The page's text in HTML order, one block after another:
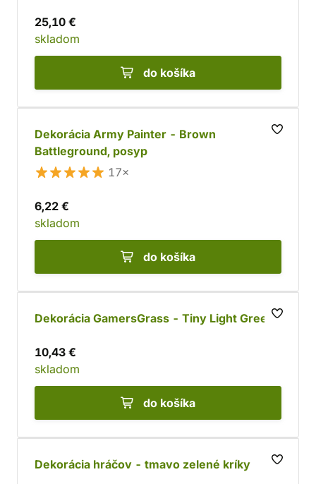
25,10 €
skladom
do košíka
Dekorácia Army Painter - Brown
Battleground, posyp
17×
6,22 €
skladom
do košíka
Dekorácia GamersGrass - Tiny Light Green
10,43 €
skladom
do košíka
Dekorácia hráčov - tmavo zelené kríky